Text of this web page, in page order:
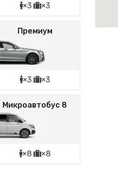
×3 ×3
Премиум
×3 ×3
Микроавтобус 8
×8 ×8